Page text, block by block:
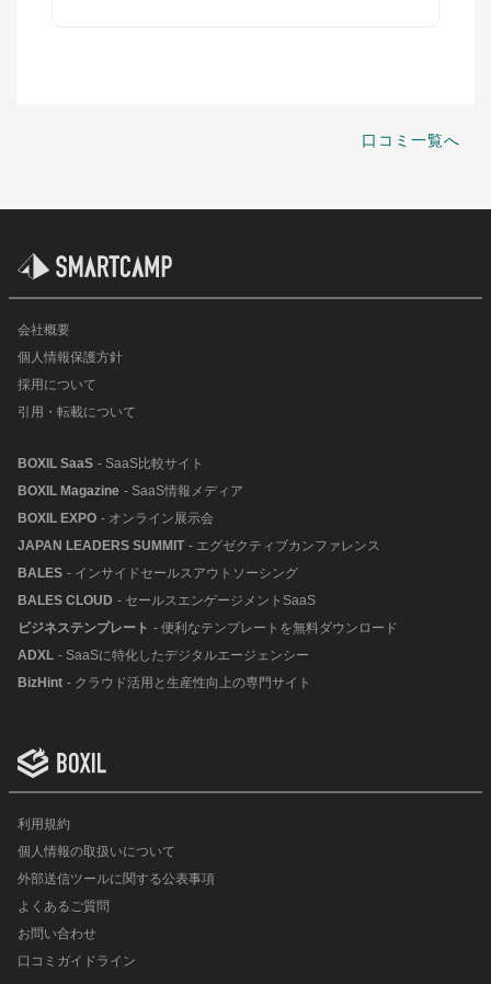
口コミ一覧へ
会社概要
個人情報保護方針
採用について
引用・転載について
BOXIL SaaS - SaaS比較サイト
BOXIL Magazine - SaaS情報メディア
BOXIL EXPO - オンライン展示会
JAPAN LEADERS SUMMIT - エグゼクティブカンファレンス
BALES - インサイドセールスアウトソーシング
BALES CLOUD - セールスエンゲージメントSaaS
ビジネステンプレート - 便利なテンプレートを無料ダウンロード
ADXL - SaaSに特化したデジタルエージェンシー
BizHint - クラウド活用と生産性向上の専門サイト
利用規約
個人情報の取扱いについて
外部送信ツールに関する公表事項
よくあるご質問
お問い合わせ
口コミガイドライン